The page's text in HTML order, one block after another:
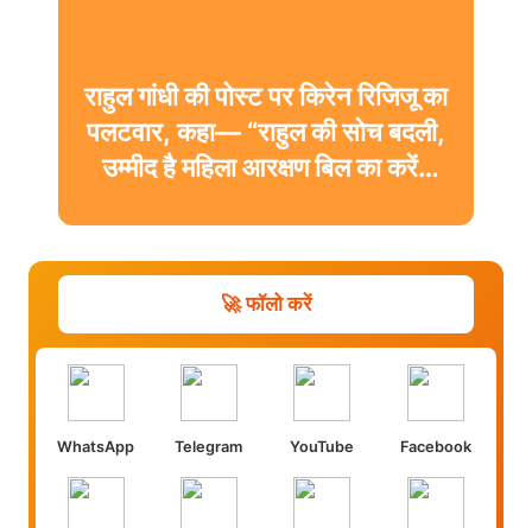
राहुल गांधी की पोस्ट पर किरेन रिजिजू का
पलटवार, कहा— “राहुल की सोच बदली,
उम्मीद है महिला आरक्षण बिल का करेंगे
🚀 फॉलो करें
WhatsApp Telegram YouTube Facebook